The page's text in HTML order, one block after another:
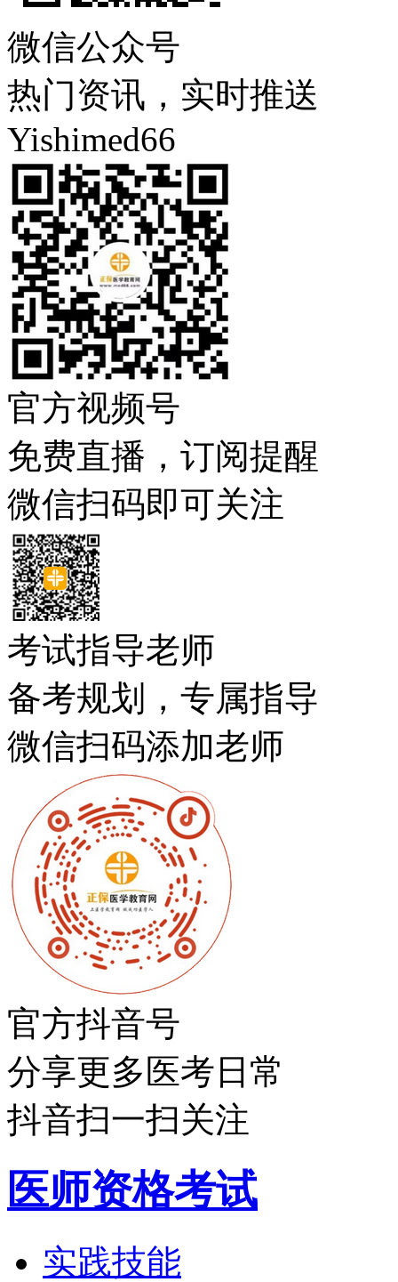
微信公众号
热门资讯，实时推送
Yishimed66
官方视频号
免费直播，订阅提醒
微信扫码即可关注
考试指导老师
备考规划，专属指导
微信扫码添加老师
官方抖音号
分享更多医考日常
抖音扫一扫关注
医师资格考试
实践技能